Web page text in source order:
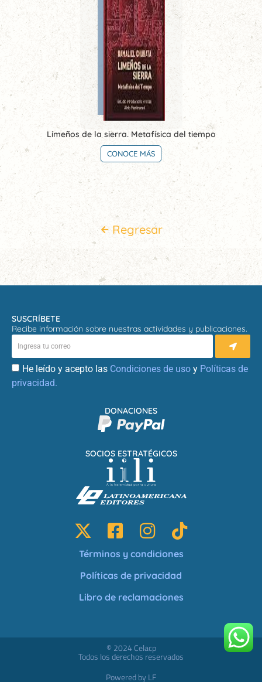
Limeños de la sierra. Metafísica del tiempo
CONOCE MÁS
Regresar
SUSCRÍBETE
Recibe información sobre nuestras actividades y publicaciones.
He leído y acepto las Condiciones de uso y Políticas de
privacidad.
SOCIOS ESTRATÉGICOS
DONACIONES
Términos y condiciones
Políticas de privacidad
Libro de reclamaciones
© 2024 Celacp
Todos los derechos reservados
Powered by LF